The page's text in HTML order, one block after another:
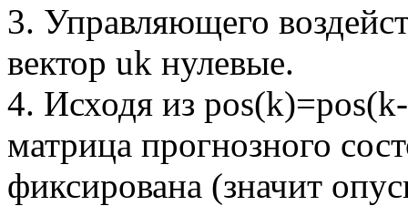
3. Управляющего
вектор uk нулевые.
4. Исходя из
матрица прогнозного
фиксирована (значит